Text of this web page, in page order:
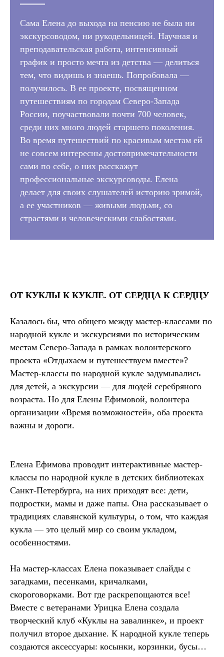
Сама Елена до выхода на пенсию не была ни
экскурсоводом, ни рукодельницей. Научная и
преподавательская работа, интенсивный
график и просто мечта из детства — делиться
тем, что видишь и знаешь. Попробовала —
получилось. В ее проекте, посвященном
путешествиям по городам Северо-Запада
России, поучаствовали почти 700 человек,
среди них много людей старшего поколения.
Во время путешествий по красивым местам ей
не совсем интересны достопримечательности
сами по себе, о них расскажут
профессиональные экскурсоводы. Елена
делает для своих слушателей историю зримой,
а ее участников — живыми людьми, со
страстями и человеческими слабостями.
ОТ КУКЛЫ К КУКЛЕ. ОТ СЕРДЦА К СЕРДЦУ
Казалось бы, что общего между мастер-классами по
народной кукле и экскурсиями по историческим
местам Северо-Запада в рамках волонтерского
проекта «Отдыхаем и путешествуем вместе»?
Мастер-классы по народной кукле задумывались
для детей, а экскурсии — для людей серебряного
возраста. Но для Елены Ефимовой, волонтера
организации «Время возможностей», оба проекта
важны и дороги.
Елена Ефимова проводит интерактивные мастер-
классы по народной кукле в детских библиотеках
Санкт-Петербурга, на них приходят все: дети,
подростки, мамы и даже папы. Она рассказывает о
традициях славянской культуры, о том, что каждая
кукла — это целый мир со своим укладом,
особенностями.
На мастер-классах Елена показывает слайды с
загадками, песенками, кричалками,
скороговорками. Вот где раскрепощаются все!
Вместе с ветеранами Урицка Елена создала
творческий клуб «Куклы на завалинке», и проект
получил второе дыхание. К народной кукле теперь
создаются аксессуары: косынки, корзинки, бусы…